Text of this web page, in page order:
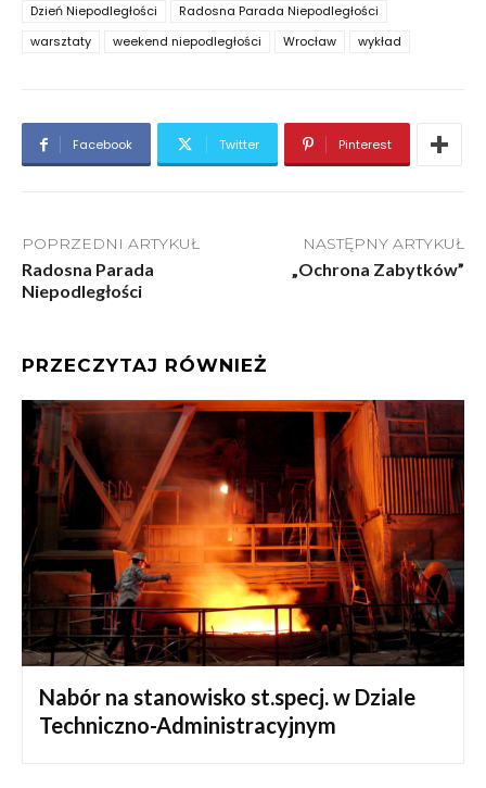
Dzień Niepodległości
Radosna Parada Niepodległości
warsztaty
weekend niepodległości Wrocław wykład
Facebook Twitter Pinterest
POPRZEDNI ARTYKUŁ
Radosna Parada
Niepodległości
NASTĘPNY ARTYKUŁ
„Ochrona Zabytków”
PRZECZYTAJ RÓWNIEŻ
Nabór na stanowisko st.specj. w Dziale
Techniczno-Administracyjnym